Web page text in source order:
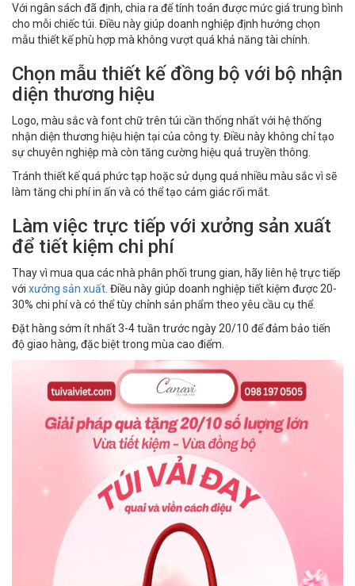
Với ngân sách đã định, chia ra để tính toán được mức giá trung bình
cho mỗi chiếc túi. Điều này giúp doanh nghiệp định hướng chọn
mẫu thiết kế phù hợp mà không vượt quá khả năng tài chính.
Chọn mẫu thiết kế đồng bộ với bộ nhận
diện thương hiệu
Logo, màu sắc và font chữ trên túi cần thống nhất với hệ thống
nhận diện thương hiệu hiện tại của công ty. Điều này không chỉ tạo
sự chuyên nghiệp mà còn tăng cường hiệu quả truyền thông.
Tránh thiết kế quá phức tạp hoặc sử dụng quá nhiều màu sắc vì sẽ
làm tăng chi phí in ấn và có thể tạo cảm giác rối mắt.
Làm việc trực tiếp với xưởng sản xuất
để tiết kiệm chi phí
Thay vì mua qua các nhà phân phối trung gian, hãy liên hệ trực tiếp
với xưởng sản xuất . Điều này giúp doanh nghiệp tiết kiệm được 20-
30% chi phí và có thể tùy chỉnh sản phẩm theo yêu cầu cụ thể.
Đặt hàng sớm ít nhất 3-4 tuần trước ngày 20/10 để đảm bảo tiến
độ giao hàng, đặc biệt trong mùa cao điểm.